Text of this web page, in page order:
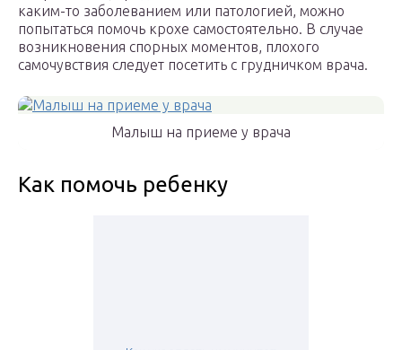
каким-то заболеванием или патологией, можно
попытаться помочь крохе самостоятельно. В случае
возникновения спорных моментов, плохого
самочувствия следует посетить с грудничком врача.
Малыш на приеме у врача
Как помочь ребенку